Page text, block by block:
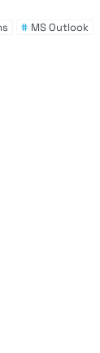
# MS Outlook